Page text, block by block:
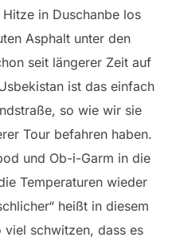
in Duschanbe los
Asphalt unter den
seit längerer Zeit auf
ist das einfach
so wie wir sie
Tour befahren haben.
und Ob-i-Garm in die
Temperaturen wieder
heißt in diesem
schwitzen, dass es